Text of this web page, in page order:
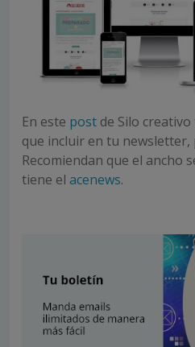
En este post de Silo
que incluir en tu newsletter,
Recomiendan que el ancho
tiene el acenews.